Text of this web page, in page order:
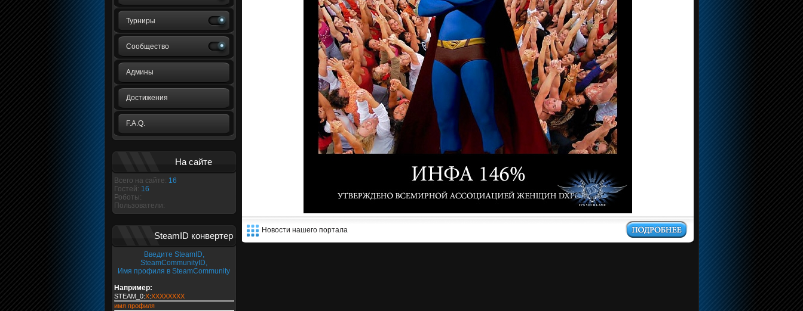
Турниры
Сообщество
Админы
Достижения
F.A.Q.
На сайте
Всего на сайте: 16
Гостей: 16
Роботы:
Пользователи:
SteamID конвертер
Введите SteamID,
SteamCommunityID,
Имя профиля в SteamCommunity
Например:
STEAM_0:X:XXXXXXXX
имя профиля
Новости нашего портала